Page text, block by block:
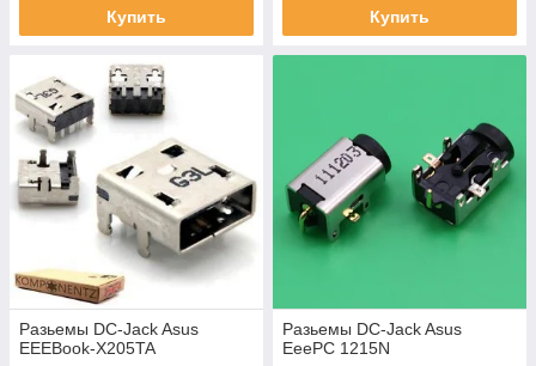
Купить Купить
Разьемы DC-Jack Asus
EEEBook-X205TA
Разьемы DC-Jack Asus
EeePC 1215N